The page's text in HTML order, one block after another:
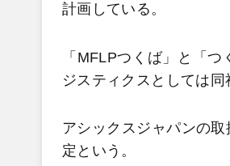
計画している。
「MFLPつくば」と「
ジスティクスとしては同
アシックスジャパンの
定という。